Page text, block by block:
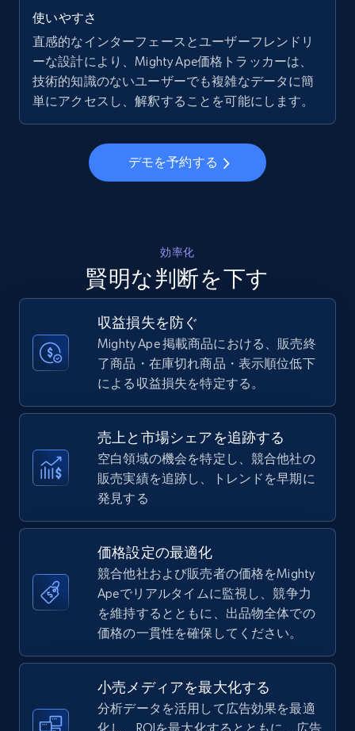
URL, Final price, Sku, Currency, Gtin,
Specifications, Image urls, Top reviews, and
more.
5.6K+ 878+ 今すぐ始める
Walmart - products - Collects products by
specific keywords
5.6K+ 878+ 今すぐ始める
Walmart - products - Discover products by
using sku numbers
URL, Final price, Sku, Currency, Gtin,
Specifications, Image urls, Top reviews, and
more.
5.6K+ 878+ 今すぐ始める
TikTok Shop
URL, Title, Available, Description, Currency, Initial
price, Final price, Discount percent, and more.
使いやすさ
直感的なインターフェースとユーザーフレンドリ
ーな設計により、Mighty Ape価格トラッカーは、
技術的知識のないユーザーでも複雑なデータに簡
単にアクセスし、解釈することを可能にします。
デモを予約する
効率化
賢明な判断を下す
収益損失を防ぐ
Mighty Ape 掲載商品における、販売終
了商品・在庫切れ商品・表示順位低下
による収益損失を特定する。
売上と市場シェアを追跡する
空白領域の機会を特定し、競合他社の
販売実績を追跡し、トレンドを早期に
発見する
価格設定の最適化
競合他社および販売者の価格をMighty
Apeでリアルタイムに監視し、競争力
を維持するとともに、出品物全体での
価格の一貫性を確保してください。
小売メディアを最大化する
分析データを活用して広告効果を最適